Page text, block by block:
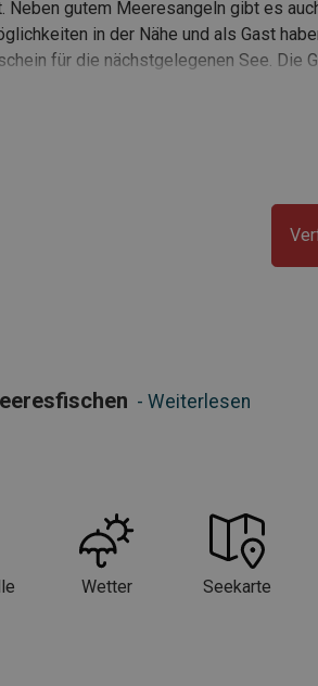
Neben gutem Meeresangeln gibt es
in der Nähe und als Gast
für die nächstgelegenen See. Die
häufige Sichtungen rund um Storeval. An
im örtlichen Süßwasser
und Vogelwelt - Weiterlesen
Wetter Seekarte